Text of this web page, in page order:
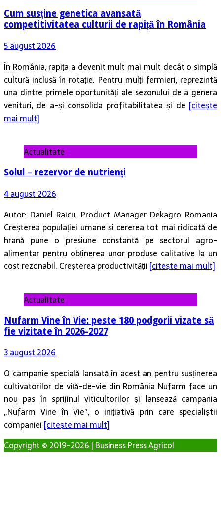
Cum susține genetica avansată
competitivitatea culturii de rapiță în România
5 august 2026
În România, rapița a devenit mult mai mult decât o simplă
cultură inclusă în rotație. Pentru mulți fermieri, reprezintă
una dintre primele oportunități ale sezonului de a genera
venituri, de a-și consolida profitabilitatea și de [citește
mai mult]
Actualitate
Solul – rezervor de nutrienți
4 august 2026
Autor: Daniel Raicu, Product Manager Dekagro Romania
Creșterea populației umane și cererea tot mai ridicată de
hrană pune o presiune constantă pe sectorul agro-
alimentar pentru obținerea unor produse calitative la un
cost rezonabil. Creșterea productivității [citește mai mult]
Actualitate
Nufarm Vine în Vie: peste 180 podgorii vizate să
fie vizitate în 2026-2027
3 august 2026
O campanie specială lansată în acest an pentru susținerea
cultivatorilor de viță-de-vie din România Nufarm face un
nou pas în sprijinul viticultorilor și lansează campania
„Nufarm Vine în Vie”, o inițiativă prin care specialiștii
companiei [citește mai mult]
Copyright © 2019-2026 | Business Press Agricol